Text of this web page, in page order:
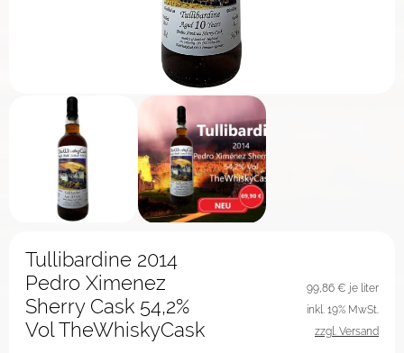
Tullibardine 2014
Pedro Ximenez
Sherry Cask 54,2%
Vol TheWhiskyCask
99,86 € je liter
inkl. 19% MwSt.
zzgl. Versand